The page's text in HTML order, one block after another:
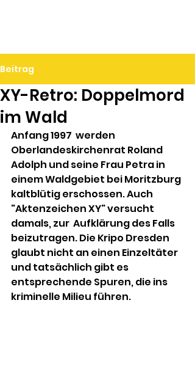
Beitrag
XY-Retro: Doppelmord
im Wald
Anfang 1997  werden
Oberlandeskirchenrat Roland
Adolph und seine Frau Petra in
einem Waldgebiet bei Moritzburg
kaltblütig erschossen. Auch
"Aktenzeichen XY" versucht
damals, zur  Aufklärung des Falls
beizutragen. Die Kripo Dresden
glaubt nicht an einen Einzeltäter
und tatsächlich gibt es
entsprechende Spuren, die ins
kriminelle Milieu führen.